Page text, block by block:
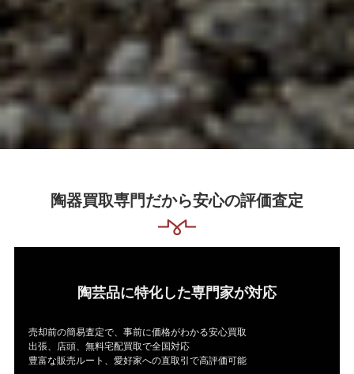
陶器買取専門だから安心の評価査定
陶芸品に特化した専門家が対応
売却前の簡易査定で、事前に価格がわかる安心買取
出張、店頭、無料宅配買取で全国対応
豊富な販売ルート、愛好家への直取引で高評価可能